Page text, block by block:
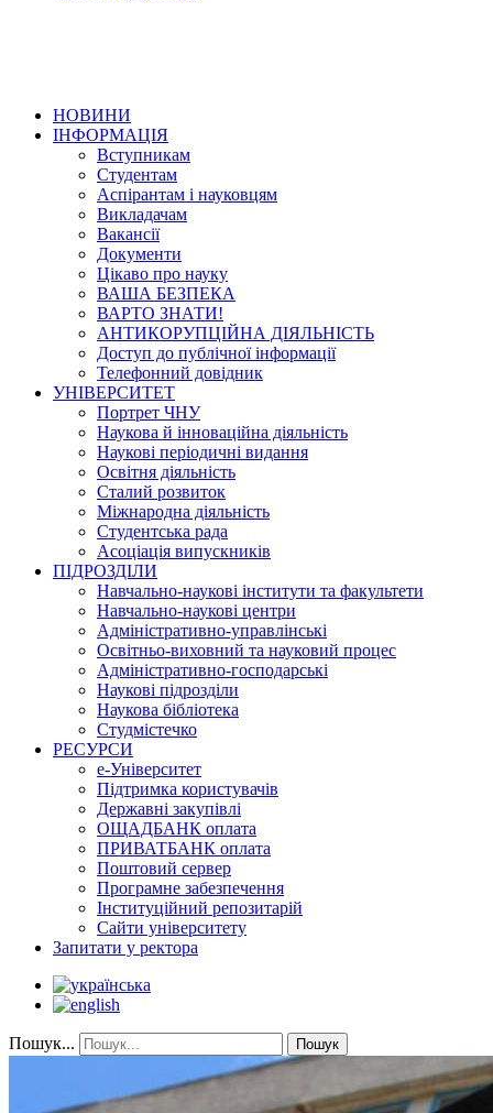
НОВИНИ
ІНФОРМАЦІЯ
Вступникам
Студентам
Аспірантам і науковцям
Викладачам
Вакансії
Документи
Цікаво про науку
ВАША БЕЗПЕКА
ВАРТО ЗНАТИ!
АНТИКОРУПЦІЙНА ДІЯЛЬНІСТЬ
Доступ до публічної інформації
Телефонний довідник
УНІВЕРСИТЕТ
Портрет ЧНУ
Наукова й інноваційна діяльність
Наукові періодичні видання
Освітня діяльність
Сталий розвиток
Міжнародна діяльність
Студентська рада
Асоціація випускників
ПІДРОЗДІЛИ
Навчально-наукові інститути та факультети
Навчально-наукові центри
Адміністративно-управлінські
Освітньо-виховний та науковий процес
Адміністративно-господарські
Наукові підрозділи
Наукова бібліотека
Студмістечко
РЕСУРСИ
е-Університет
Підтримка користувачів
Державні закупівлі
ОЩАДБАНК оплата
ПРИВАТБАНК оплата
Поштовий сервер
Програмне забезпечення
Інституційний репозитарій
Сайти університету
Запитати у ректора
Пошук... Пошук